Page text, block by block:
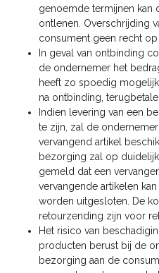
genoemde termijnen kan
ontlenen. Overschrijding
consument geen recht
In geval van ontbinding
de ondernemer het
heeft zo spoedig
na ontbinding,
Indien levering van een
te zijn, zal de
vervangend artikel
bezorging zal op
gemeld dat een
vervangende artikelen
worden uitgesloten. De
retourzending zijn voor
Het risico van
producten berust bij de
bezorging aan de